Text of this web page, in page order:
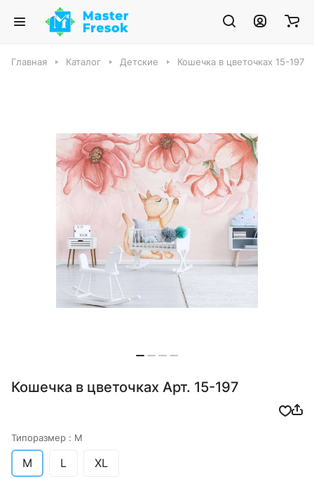
Главная Каталог Детские Кошечка в цветочках 15-197
Кошечка в цветочках Арт. 15-197
Типоразмер : M
M L XL